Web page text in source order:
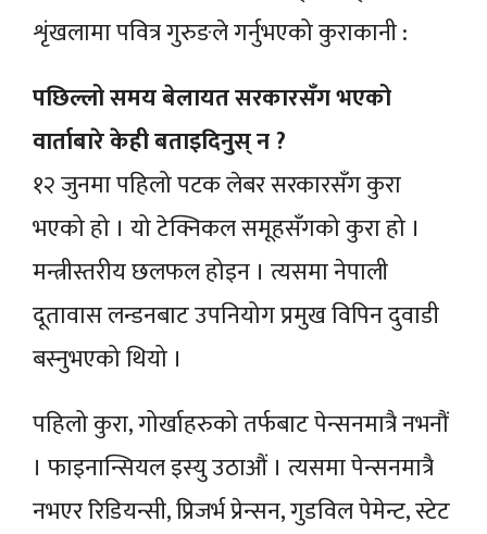
शृंखलामा पवित्र गुरुङले गर्नुभएको कुराकानी :
पछिल्लो समय बेलायत सरकारसँग भएको
वार्ताबारे केही बताइदिनुस् न ?
१२ जुनमा पहिलो पटक लेबर सरकारसँग कुरा
भएको हो । यो टेक्निकल समूहसँगको कुरा हो ।
मन्त्रीस्तरीय छलफल होइन । त्यसमा नेपाली
दूतावास लन्डनबाट उपनियोग प्रमुख विपिन दुवाडी
बस्नुभएको थियो ।
पहिलो कुरा, गोर्खाहरुको तर्फबाट पेन्सनमात्रै नभनौं
। फाइनान्सियल इस्यु उठाऔं । त्यसमा पेन्सनमात्रै
नभएर रिडियन्सी, प्रिजर्भ प्रेन्सन, गुडविल पेमेन्ट, स्टेट